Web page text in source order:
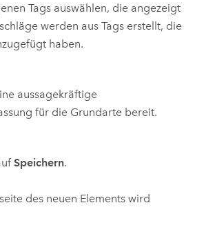
Tags auswählen, die angezeigt
werden aus Tags erstellt, die
haben.
aussagekräftige
für die Grundarte bereit.
Speichern.
des neuen Elements wird